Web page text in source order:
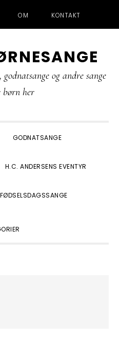
OM KONTAKT
og andre sange
her
GODNATSANGE
H.C. ANDERSENS EVENTYR
FØDSELSDAGSSANGE